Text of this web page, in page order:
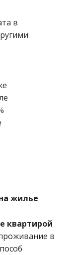
в
жилье
квартирой
в